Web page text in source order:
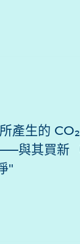
產生的 CO₂
與其買新